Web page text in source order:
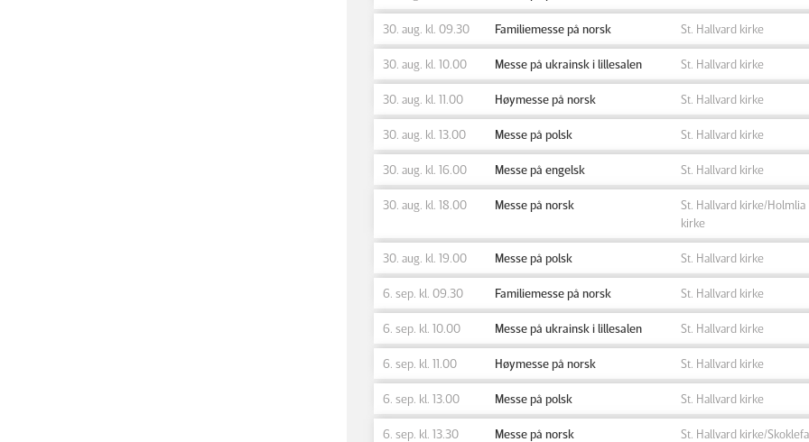
30. aug. kl. 09.30 Familiemesse på norsk St. Hallvard kirke
30. aug. kl. 10.00 Messe på ukrainsk i lillesalen St. Hallvard kirke
30. aug. kl. 11.00 Høymesse på norsk St. Hallvard kirke
30. aug. kl. 13.00 Messe på polsk St. Hallvard kirke
30. aug. kl. 16.00 Messe på engelsk St. Hallvard kirke
30. aug. kl. 18.00 Messe på norsk
St. Hallvard kirke/Holmlia
kirke
30. aug. kl. 19.00 Messe på polsk St. Hallvard kirke
6. sep. kl. 09.30 Familiemesse på norsk St. Hallvard kirke
6. sep. kl. 10.00 Messe på ukrainsk i lillesalen St. Hallvard kirke
6. sep. kl. 11.00 Høymesse på norsk St. Hallvard kirke
6. sep. kl. 13.00 Messe på polsk St. Hallvard kirke
6. sep. kl. 13.30 Messe på norsk
St. Hallvard kirke/